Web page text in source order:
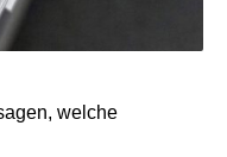
welche